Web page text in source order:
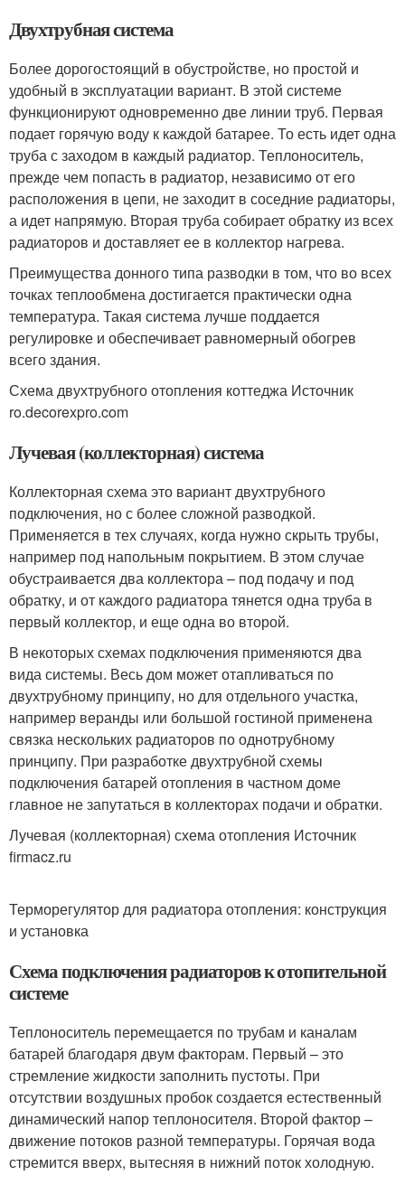
Двухтрубная система
Более дорогостоящий в обустройстве, но простой и
удобный в эксплуатации вариант. В этой системе
функционируют одновременно две линии труб. Первая
подает горячую воду к каждой батарее. То есть идет одна
труба с заходом в каждый радиатор. Теплоноситель,
прежде чем попасть в радиатор, независимо от его
расположения в цепи, не заходит в соседние радиаторы,
а идет напрямую. Вторая труба собирает обратку из всех
радиаторов и доставляет ее в коллектор нагрева.
Преимущества донного типа разводки в том, что во всех
точках теплообмена достигается практически одна
температура. Такая система лучше поддается
регулировке и обеспечивает равномерный обогрев
всего здания.
Схема двухтрубного отопления коттеджа Источник
ro.decorexpro.com
Лучевая (коллекторная) система
Коллекторная схема это вариант двухтрубного
подключения, но с более сложной разводкой.
Применяется в тех случаях, когда нужно скрыть трубы,
например под напольным покрытием. В этом случае
обустраивается два коллектора – под подачу и под
обратку, и от каждого радиатора тянется одна труба в
первый коллектор, и еще одна во второй.
В некоторых схемах подключения применяются два
вида системы. Весь дом может отапливаться по
двухтрубному принципу, но для отдельного участка,
например веранды или большой гостиной применена
связка нескольких радиаторов по однотрубному
принципу. При разработке двухтрубной схемы
подключения батарей отопления в частном доме
главное не запутаться в коллекторах подачи и обратки.
Лучевая (коллекторная) схема отопления Источник
firmacz.ru
Терморегулятор для радиатора отопления: конструкция
и установка
Схема подключения радиаторов к отопительной
системе
Теплоноситель перемещается по трубам и каналам
батарей благодаря двум факторам. Первый – это
стремление жидкости заполнить пустоты. При
отсутствии воздушных пробок создается естественный
динамический напор теплоносителя. Второй фактор –
движение потоков разной температуры. Горячая вода
стремится вверх, вытесняя в нижний поток холодную.